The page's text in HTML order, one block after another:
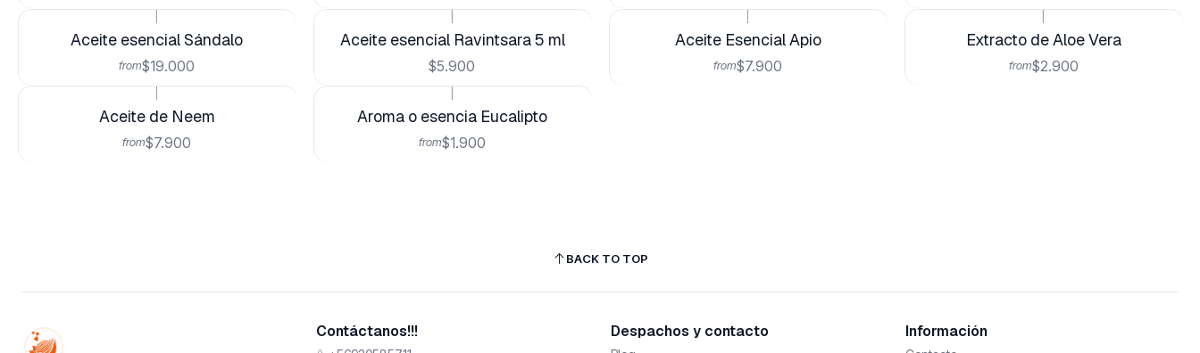
Aceite esencial Sándalo
from$19.000
Aceite esencial Ravintsara 5 ml
$5.900
Aceite Esencial Apio
from$7.900
Extracto de Aloe Vera
from$2.900
Aceite de Neem
from$7.900
Aroma o esencia Eucalipto
from$1.900
BACK TO TOP
Contáctanos!!! Despachos y contacto Información